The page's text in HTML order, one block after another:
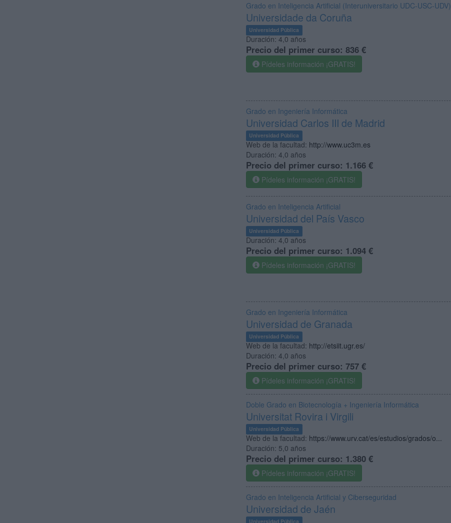
Grado en Inteligencia Artificial (Interuniversitario UDC-USC-UDV)
Universidade da Coruña
Universidad Pública
Duración: 4,0 años
Precio del primer curso: 836 €
Pídeles información ¡GRATIS!
Grado en Ingeniería Informática
Universidad Carlos III de Madrid
Universidad Pública
Web de la facultad: http://www.uc3m.es
Duración: 4,0 años
Precio del primer curso: 1.166 €
Pídeles información ¡GRATIS!
Grado en Inteligencia Artificial
Universidad del País Vasco
Universidad Pública
Duración: 4,0 años
Precio del primer curso: 1.094 €
Pídeles información ¡GRATIS!
Grado en Ingeniería Informática
Universidad de Granada
Universidad Pública
Web de la facultad: http://etsiit.ugr.es/
Duración: 4,0 años
Precio del primer curso: 757 €
Pídeles información ¡GRATIS!
Doble Grado en Biotecnología + Ingeniería Informática
Universitat Rovira i Virgili
Universidad Pública
Web de la facultad: https://www.urv.cat/es/estudios/grados/o...
Duración: 5,0 años
Precio del primer curso: 1.380 €
Pídeles información ¡GRATIS!
Grado en Inteligencia Artificial y Ciberseguridad
Universidad de Jaén
Universidad Pública